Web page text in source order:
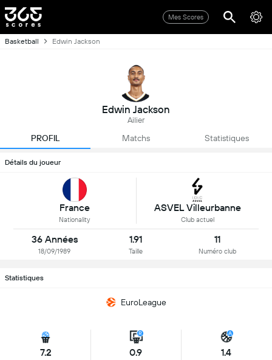
Mes Scores
Basketball Edwin Jackson
Edwin Jackson
Ailier
PROFIL Matchs Statistiques
Détails du joueur
France
Nationality
ASVEL Villeurbanne
Club actuel
36 Années
18/09/1989
1.91
Taille
11
Numéro club
Statistiques
EuroLeague
7.2 0.9 1.4